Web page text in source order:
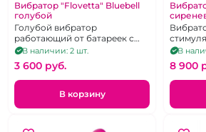
Вибратор "Flovetta" Bluebell
голубой
Голубой вибратор
работающий от батареек с
удобной рукоятью и
бугорком для стимуляции
клитора.
В наличии: 2 шт.
3 600 pуб.
В корзину
В
8 900